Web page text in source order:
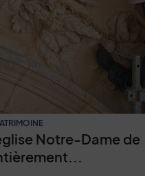
Notre-Dame de